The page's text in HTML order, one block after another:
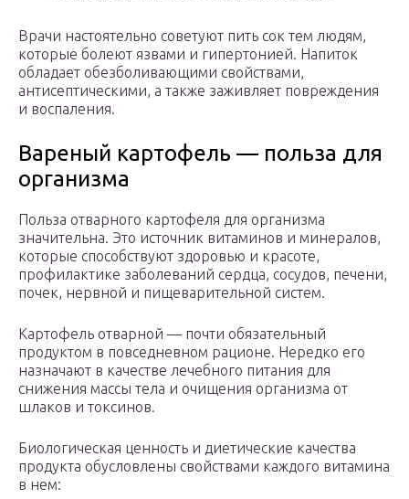
Врачи настоятельно советуют пить сок тем людям,
которые болеют язвами и гипертонией. Напиток
обладает обезболивающими свойствами,
антисептическими, а также заживляет повреждения
и воспаления.
Вареный картофель — польза для
организма
Польза отварного картофеля для организма
значительна. Это источник витаминов и минералов,
которые способствуют здоровью и красоте,
профилактике заболеваний сердца, сосудов, печени,
почек, нервной и пищеварительной систем.
Картофель отварной — почти обязательный
продуктом в повседневном рационе. Нередко его
назначают в качестве лечебного питания для
снижения массы тела и очищения организма от
шлаков и токсинов.
Биологическая ценность и диетические качества
продукта обусловлены свойствами каждого витамина
в нем: